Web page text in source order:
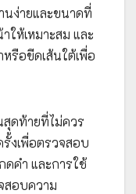
ง่ายและขนาดที่
ให้เหมาะสม และ
รือขีดเส้นใต้เพื่อ
ดท้ายที่ไม่ควร
งเพื่อตรวจสอบ
คำ และการใช้
สอบความ